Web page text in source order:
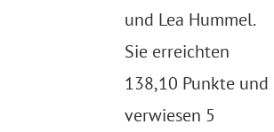
und Lea Hummel.
Sie erreichten
138,10 Punkte und
verwiesen 5